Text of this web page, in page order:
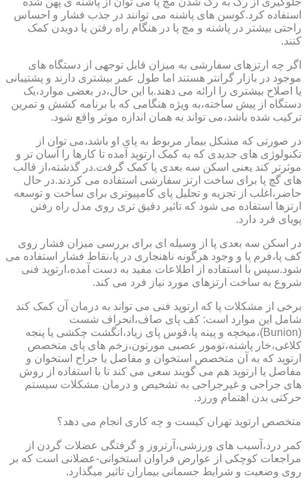
استفاده کرد.کوسن های پاشنه می توانند در جذب فشار و احساس
راحتی بیشتر در پاشنه و مچ پا در هنگام راه رفتن یا دویدن کمک
کنند.
اگر چه ارتزهای سفارشی به میزان قابل توجهی از دستگاه های
موجود در بازار گرانتر هستند اما طول عمر بیشتری دارند و پشتیبانی
یا اصلاح بیشتری را ارائه می دهند.با این حال،در بعضی موارد،یک
دستگاه از پیش ساخته،به ویژه هنگامی که با برنامه کشش و تمرین
ترکیب شده باشد،می تواند به همان اندازه موثر واقع شود.
در صورتی که مشکل بیمار مربوط به پای او باشد،می توان از
تکنولوژی های جدیدی که به کمک ارتوپد آمده تا کارها را آسان تر و
موثرتر کند یعنی اسکن سه بعدی پا کمک گرفت.در گذشته،از قالب
های گچ پا برای ساخت ارتز سفارشی استفاده می کردند.در حال
حاضر،اغلب از تجزیه و تحلیل پای کامپیوتری برای ساخت و توسعه
ارتزها استفاده می شود که تاثیر دقیق تری روی مدل راه رفتن
پویای فرد دارد.
در اسکن سه بعدی پا از وسیله ای برای بررسی میزان فشار روی
کف پا،فرم پا و وجود هرگونه ناهنجاری در پا،نقاط فشار استفاده می
شود.سپس با استفاده از اطلاعات مفید به دست آمده،ارتوپد فنی
شروع به ساخت ارتزهای مورد نیاز فرد می کند.
برخی از مشکلات پا که ارتوپد فنی می تواند به درمان آن کمک کند
شامل این موارد است: کف پای صاف،انحراف شست
(Bunion)،میخچه و پینه پا،قوس پای زیاد،انگشت چکشی یا پنجه
کلاغی،خار پاشنه،تومور عصبی مورتون،زخم های پای متخصص
ارتوپد که به آن متخصص استخوان و مفاصل یا جراح استخوان و
مفاصل یا ارتوپد هم می گویند سعی می کند تا با استفاده از روش
های جراحی و غیرجراحی به تشخیص و درمان مشکلات سیستم
حرکتی بدن اهتمام ورزد.
متخصص ارتوپد تهران کیست و چه کاری انجام می دهد؟
کمر درد،آسیب های ورزشی،آرتروز و گرفتگی عضلات گردن از
مراجعات کوچکی از عوارض فراوان استخوانی-عضلانی است که بر
روی وضعیت و شرایط جسمانی بیماران تاثیر میگذارد.